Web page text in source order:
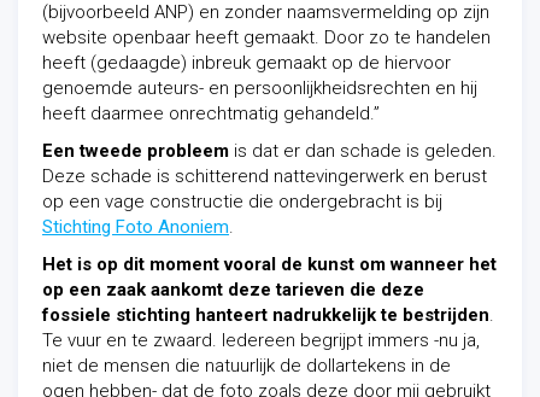
(bijvoorbeeld ANP) en zonder naamsvermelding op zijn
website openbaar heeft gemaakt. Door zo te handelen
heeft (gedaagde) inbreuk gemaakt op de hiervoor
genoemde auteurs- en persoonlijkheidsrechten en hij
heeft daarmee onrechtmatig gehandeld.”
Een tweede probleem is dat er dan schade is geleden.
Deze schade is schitterend nattevingerwerk en berust
op een vage constructie die ondergebracht is bij
Stichting Foto Anoniem.
Het is op dit moment vooral de kunst om wanneer het
op een zaak aankomt deze tarieven die deze
fossiele stichting hanteert nadrukkelijk te bestrijden.
Te vuur en te zwaard. Iedereen begrijpt immers -nu ja,
niet de mensen die natuurlijk de dollartekens in de
ogen hebben- dat de foto zoals deze door mij gebruikt